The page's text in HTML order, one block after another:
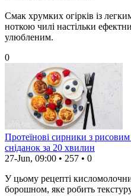
Смак хрумких огірків із
ноткою чилі настільки
улюбленим.
0
Протеїнові сирники з
сніданок за 20 хвилин
27-Jun, 09:00 • 257 • 0
У цьому рецепті
борошном, яке робить